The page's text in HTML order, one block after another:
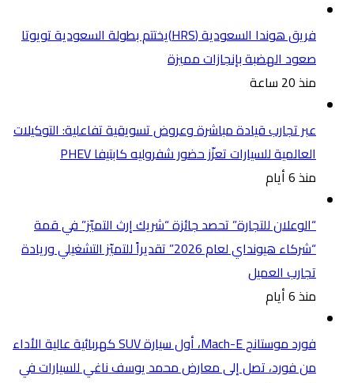
فريق هوندا السعودية (HRS)يختتم بطولة السعودية تويوتا
صعود الهضبة بإنجازات مميزة
منذ 20 ساعة
عبر تجارب قيادة مباشرة وعروض تسويقية تفاعلية: التوكيلات
العالمية للسيارات تعزّز حضور شفروليه كابتيفا PHEV
منذ 6 أيام
“الوعلان للتجارة” تحصد جائزة “شريك إرث التميّز” في قمة
“شركاء هيونداي لعام 2026” تقديراً للتميّز التشغيلي وريادة
تجارب العميل
منذ 6 أيام
فورد موستانج Mach-E، أول سيارة SUV كهربائية عالية الأداء
من فورد، تصل إلى معارض محمد يوسف ناغي للسيارات في